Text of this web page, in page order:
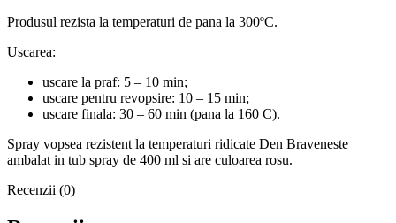
Produsul rezista la temperaturi de pana la 300ºC.
Uscarea:
uscare la praf: 5 – 10 min;
uscare pentru revopsire: 10 – 15 min;
uscare finala: 30 – 60 min (pana la 160 C).
Spray vopsea rezistent la temperaturi ridicate Den Braveneste
ambalat in tub spray de 400 ml si are culoarea rosu.
Recenzii (0)